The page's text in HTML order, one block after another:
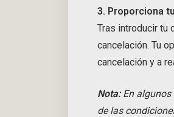
3. Proporciona
Tras introducir tu
cancelación. Tu
cancelación y a
Nota:En algunos
de las